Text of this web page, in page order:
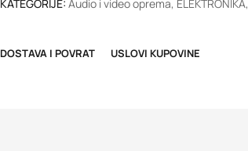
KATEGORIJE: Audio i video oprema, ELEKTRONIKA,
DOSTAVA I POVRAT USLOVI KUPOVINE